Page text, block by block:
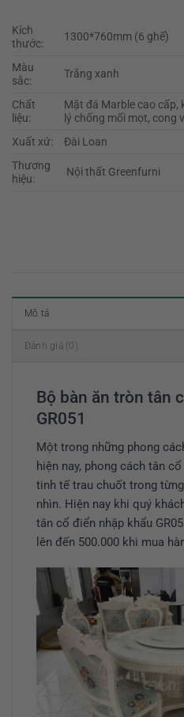
Kích
thước:
1300*760mm (6 ghế)
Màu
sắc:
Trắng xanh
Chất
liệu:
Mặt đá Marble cao cấp,
lý chống mối mọt, cong
Xuất xứ:
Đài Loan
Thương
hiệu:
Nội thất Greenfurni
Mô tả
Đánh giá (0)
Bộ bàn ăn tròn tân
GR051
Một trong những phong
hiện nay, phong cách tân
tinh tế trau chuốt trong
nhìn. Hiện nay khi quý
tân cổ điển nhập khẩu
lên đến 500.000 khi mua